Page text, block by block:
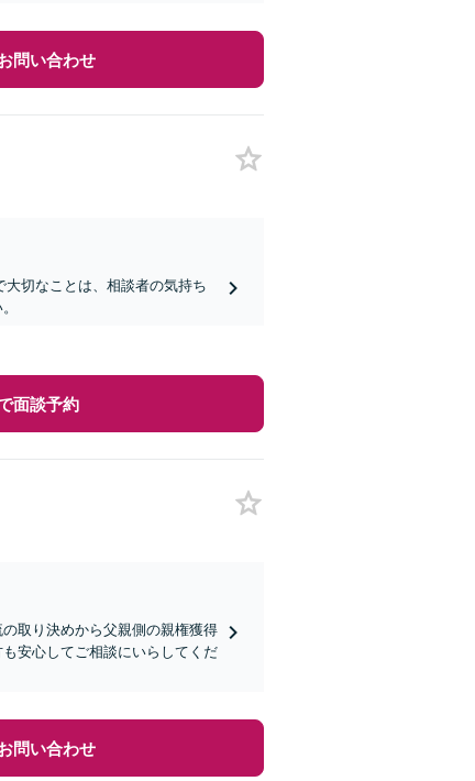
問い合わせ
大切なことは、相談者の気持ち
面談予約
取り決めから父親側の親権獲得
安心してご相談にいらしてくだ
問い合わせ